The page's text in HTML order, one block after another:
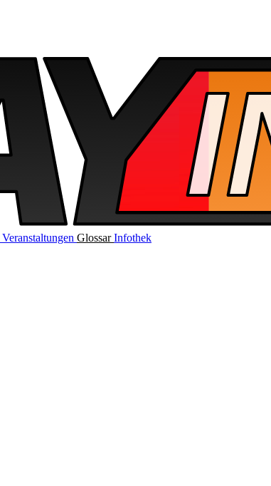
Veranstaltungen GlossarInfothek